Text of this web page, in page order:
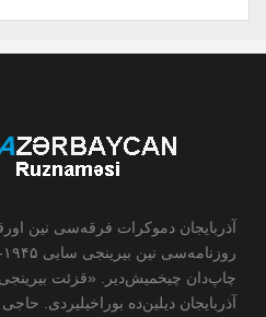
آذربایجان دموکرات فرقه‌سی نین
چاپ‌دان چیخمیش‌دیر. «قزئت بیرینجی